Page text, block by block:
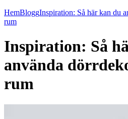
HemBloggInspiration: Så här kan du
rum
Inspiration: Så
använda
rum